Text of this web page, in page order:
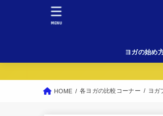
ヨガの始め
MENU
HOME 各ヨガの比較コーナー ヨガ